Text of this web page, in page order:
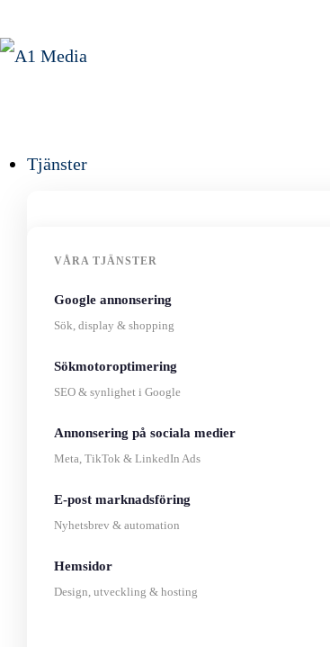
Tjänster
VÅRA TJÄNSTER
Google annonsering
Sök, display & shopping
Sökmotoroptimering
SEO & synlighet i Google
Annonsering på sociala medier
Meta, TikTok & LinkedIn Ads
E-post marknadsföring
Nyhetsbrev & automation
Hemsidor
Design, utveckling & hosting